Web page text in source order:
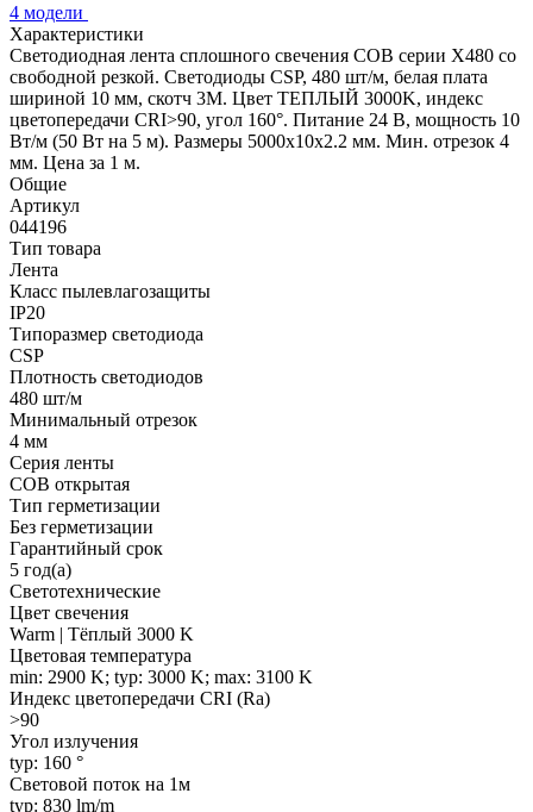
4 модели
Характеристики
Светодиодная лента сплошного свечения COB серии X480 со
свободной резкой. Светодиоды CSP, 480 шт/м, белая плата
шириной 10 мм, скотч 3M. Цвет ТЕПЛЫЙ 3000K, индекс
цветопередачи CRI>90, угол 160°. Питание 24 В, мощность 10
Вт/м (50 Вт на 5 м). Размеры 5000х10х2.2 мм. Мин. отрезок 4
мм. Цена за 1 м.
Общие
Артикул
044196
Тип товара
Лента
Класс пылевлагозащиты
IP20
Типоразмер светодиода
CSP
Плотность светодиодов
480 шт/м
Минимальный отрезок
4 мм
Серия ленты
COB открытая
Тип герметизации
Без герметизации
Гарантийный срок
5 год(а)
Светотехнические
Цвет свечения
Warm | Тёплый 3000 K
Цветовая температура
min: 2900 K; typ: 3000 K; max: 3100 K
Индекс цветопередачи CRI (Ra)
>90
Угол излучения
typ: 160 °
Световой поток на 1м
typ: 830 lm/m